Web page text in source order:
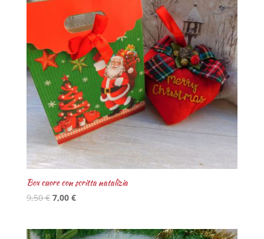
Box cuore con scritta natalizia
9,50€ 7,00 €